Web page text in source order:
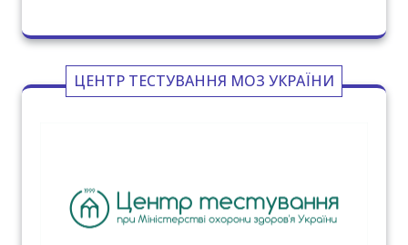
ЦЕНТР ТЕСТУВАННЯ МОЗ УКРАЇНИ